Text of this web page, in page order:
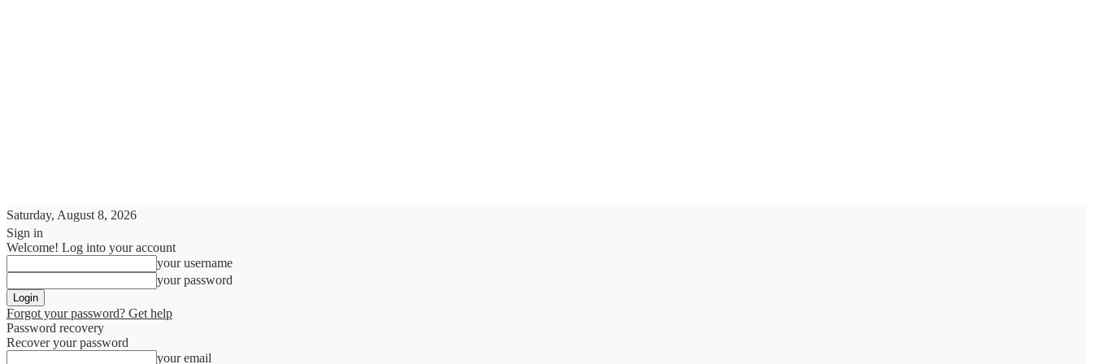
Saturday, August 8, 2026
Sign in
Welcome! Log into your account
your username
your password
Forgot your password? Get help
Password recovery
Recover your password
your email